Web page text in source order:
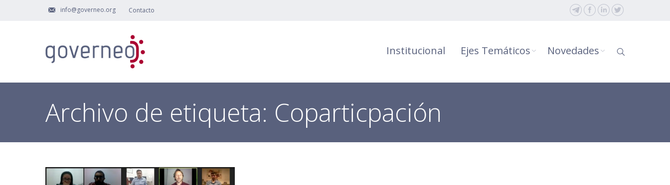
info@governeo.org Contacto
Institucional Ejes Temáticos Novedades
Archivo de etiqueta: Coparticpación